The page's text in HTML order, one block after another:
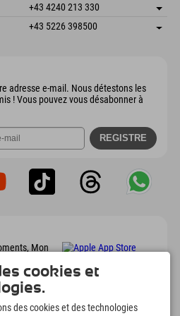
Réservation
Enregistrer l'adresse
Informations d'arrivée
Réservation
+43 4240 213 330
Enregistrer l'adresse
+43 5226 398500
adresse e-mail. Nous détestons les
! Vous pouvez vous désabonner à
Mon
faire, aperçu
cookies et
des cookies et des technologies